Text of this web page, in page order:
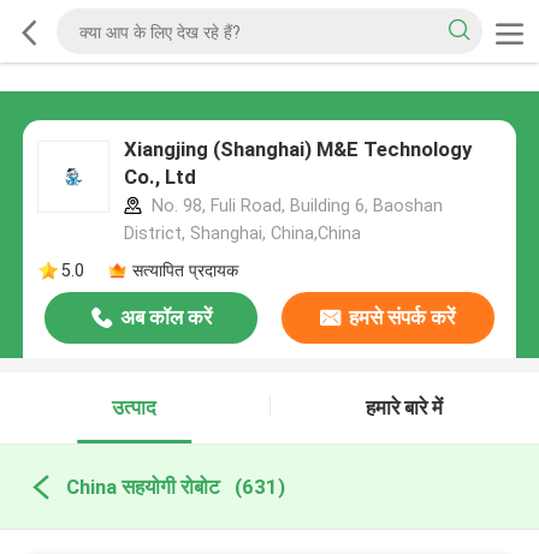
Xiangjing (Shanghai) M&E Technology
Co., Ltd
No. 98, Fuli Road, Building 6, Baoshan
District, Shanghai, China,China
5.0
सत्यापित प्रदायक
अब कॉल करें हमसे संपर्क करें
उत्पाद हमारे बारे में
China सहयोगी रोबोट (631)